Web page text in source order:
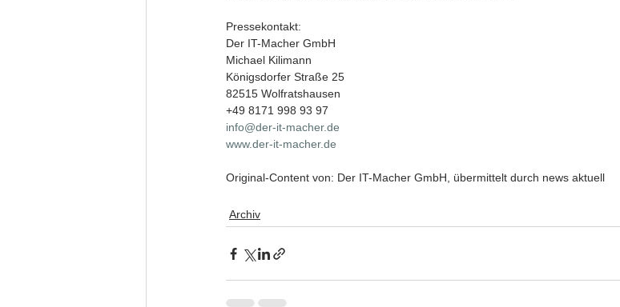
Pressekontakt:
Der IT-Macher GmbH
Michael Kilimann
Königsdorfer Straße 25
82515 Wolfratshausen
+49 8171 998 93 97
info@der-it-macher.de
www.der-it-macher.de
Original-Content von: Der IT-Macher GmbH, übermittelt durch news aktuell
Archiv